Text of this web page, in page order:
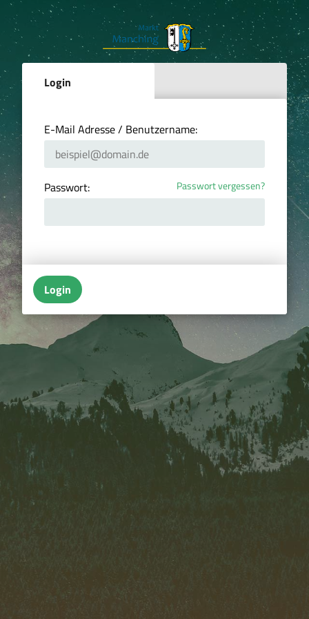
Login
E-Mail Adresse / Benutzername:
Passwort: Passwort vergessen?
Login